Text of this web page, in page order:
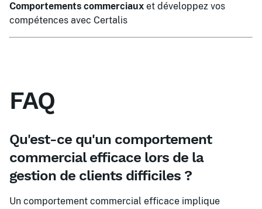
Comportements commerciaux et développez vos
compétences avec Certalis
FAQ
Qu'est-ce qu'un comportement
commercial efficace lors de la
gestion de clients difficiles ?
Un comportement commercial efficace implique